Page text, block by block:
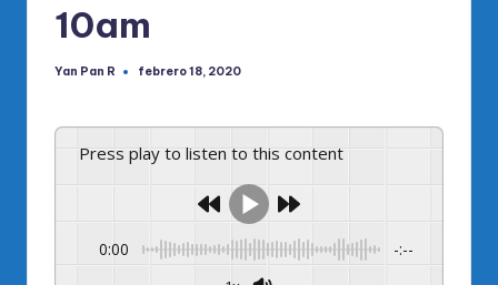
10am
Publicado
Yan Pan R febrero 18, 2020
Press play to listen to this content
0:00 -:--